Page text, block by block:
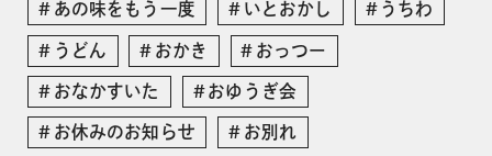
あの味をもう一度 いとおかし うちわ
うどん おかき おっつー
おなかすいた おゆうぎ会
お休みのお知らせ お別れ